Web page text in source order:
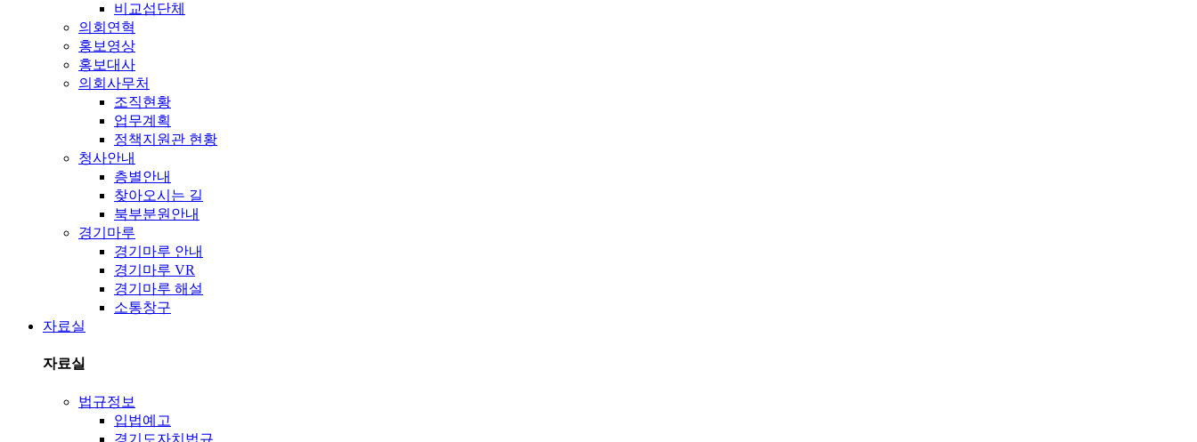
비교섭단체
의회연혁
홍보영상
홍보대사
의회사무처
조직현황
업무계획
정책지원관 현황
청사안내
층별안내
찾아오시는 길
북부분원안내
경기마루
경기마루 안내
경기마루 VR
경기마루 해설
소통창구
자료실
자료실
법규정보
입법예고
경기도자치법규